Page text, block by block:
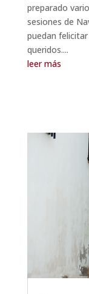
preparado
sesiones de
puedan
queridos....
leer más